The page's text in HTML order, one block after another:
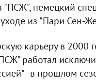
"ПСЖ", немецкий
из "Пари Сен-
карьеру в
работал
- в прошлом